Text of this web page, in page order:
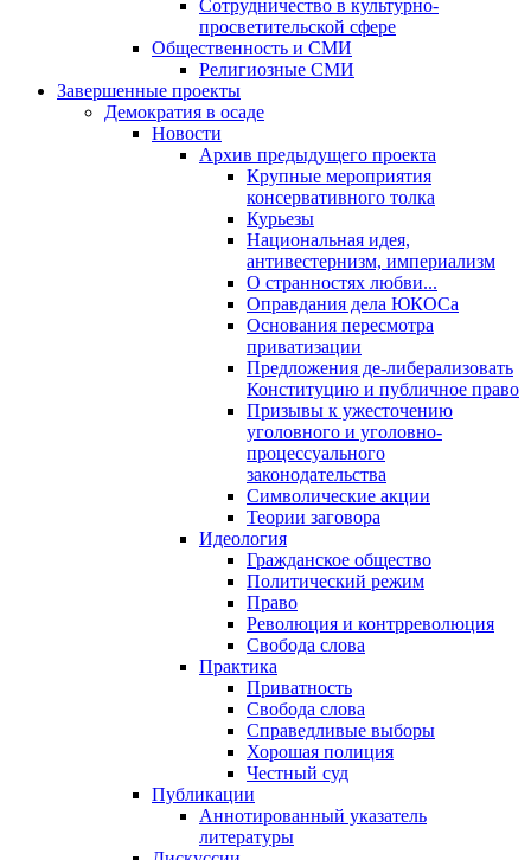
Сотрудничество в культурно-
просветительской сфере
Общественность и СМИ
Религиозные СМИ
Завершенные проекты
Демократия в осаде
Новости
Архив предыдущего проекта
Крупные мероприятия
консервативного толка
Курьезы
Национальная идея,
антивестернизм, империализм
О странностях любви...
Оправдания дела ЮКОСа
Основания пересмотра
приватизации
Предложения де-либерализовать
Конституцию и публичное право
Призывы к ужесточению
уголовного и уголовно-
процессуального
законодательства
Символические акции
Теории заговора
Идеология
Гражданское общество
Политический режим
Право
Революция и контрреволюция
Свобода слова
Практика
Приватность
Свобода слова
Справедливые выборы
Хорошая полиция
Честный суд
Публикации
Аннотированный указатель
литературы